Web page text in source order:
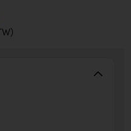
led
te regelen.
hem fijn in gebruik.
Doos, Torch back of Box